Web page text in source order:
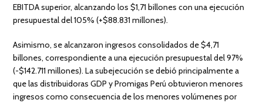
EBITDA superior, alcanzando los $1,71 billones con una ejecución
presupuestal del 105% (+$88.831 millones).
Asimismo, se alcanzaron ingresos consolidados de $4,71
billones, correspondiente a una ejecución presupuestal del 97%
(-$142.711 millones). La subejecución se debió principalmente a
que las distribuidoras GDP y Promigas Perú obtuvieron menores
ingresos como consecuencia de los menores volúmenes por